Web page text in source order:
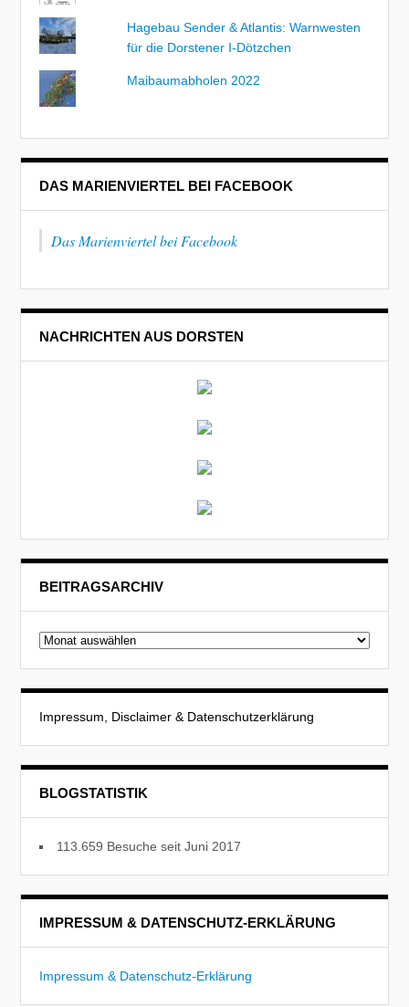
Hagebau Sender & Atlantis: Warnwesten
für die Dorstener I-Dötzchen
Maibaumabholen 2022
DAS MARIENVIERTEL BEI FACEBOOK
Das Marienviertel bei Facebook
NACHRICHTEN AUS DORSTEN
BEITRAGSARCHIV
Beitragsarchiv
Impressum, Disclaimer & Datenschutzerklärung
BLOGSTATISTIK
113.659 Besuche seit Juni 2017
IMPRESSUM & DATENSCHUTZ-ERKLÄRUNG
Impressum & Datenschutz-Erklärung